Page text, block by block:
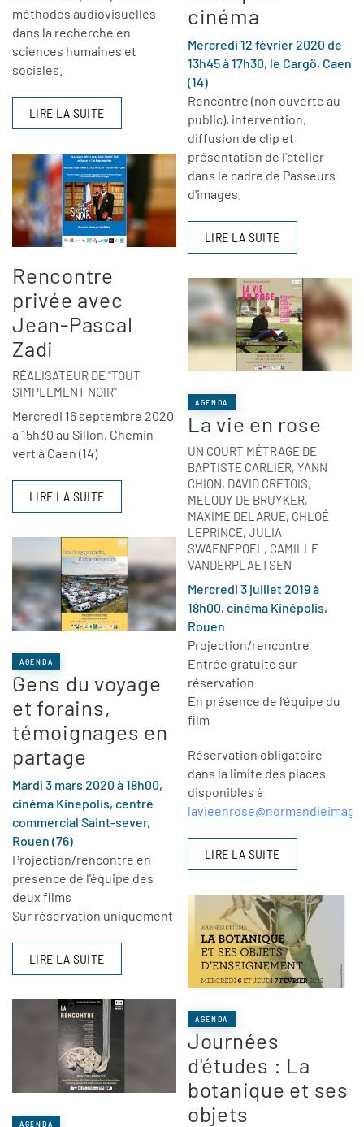
méthodes audiovisuelles
dans la recherche en
sciences humaines et
sociales.
LIRE LA SUITE
Rencontre
privée avec
Jean-Pascal
Zadi
RÉALISATEUR DE "TOUT
SIMPLEMENT NOIR"
Mercredi 16 septembre 2020
à 15h30 au Sillon, Chemin
vert à Caen (14)
LIRE LA SUITE
AGENDA
Gens du voyage
et forains,
témoignages en
partage
Mardi 3 mars 2020 à 18h00,
cinéma Kinepolis, centre
commercial Saint-sever,
Rouen (76)
Projection/rencontre en
présence de l'équipe des
deux films
Sur réservation uniquement
LIRE LA SUITE
AGENDA
cinéma
Mercredi 12 février 2020 de
13h45 à 17h30, le Cargö, Caen
(14)
Rencontre (non ouverte au
public), intervention,
diffusion de clip et
présentation de l'atelier
dans le cadre de Passeurs
d'images.
LIRE LA SUITE
AGENDA
La vie en rose
UN COURT MÉTRAGE DE
BAPTISTE CARLIER, YANN
CHION, DAVID CRETOIS,
MELODY DE BRUYKER,
MAXIME DELARUE, CHLOÉ
LEPRINCE, JULIA
SWAENEPOEL, CAMILLE
VANDERPLAETSEN
Mercredi 3 juillet 2019 à
18h00, cinéma Kinépolis,
Rouen
Projection/rencontre
Entrée gratuite sur
réservation
En présence de l’équipe du
film
Réservation obligatoire
dans la limite des places
disponibles à
LIRE LA SUITE
AGENDA
Journées
d'études : La
botanique et ses
objets